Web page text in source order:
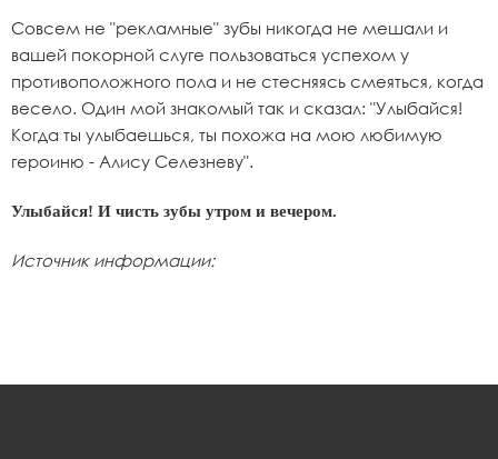
Совсем не "рекламные" зубы никогда не мешали и
вашей покорной слуге пользоваться успехом у
противоположного пола и не стесняясь смеяться, когда
весело. Один мой знакомый так и сказал: "Улыбайся!
Когда ты улыбаешься, ты похожа на мою любимую
героиню - Алису Селезневу".
Улыбайся! И чисть зубы утром и вечером.
Источник информации: